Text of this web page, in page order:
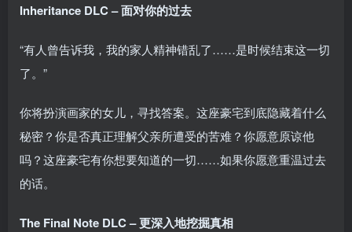
Inheritance DLC – 面对你的过去
“有人曾告诉我，我的家人精神错乱了……是时候结束这一切
了。”
你将扮演画家的女儿，寻找答案。这座豪宅到底隐藏着什么
秘密？你是否真正理解父亲所遭受的苦难？你愿意原谅他
吗？这座豪宅有你想要知道的一切……如果你愿意重温过去
的话。
The Final Note DLC – 更深入地挖掘真相